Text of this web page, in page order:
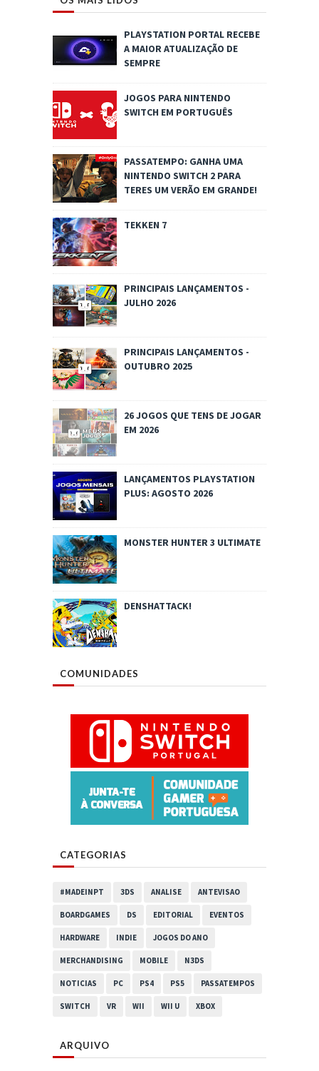
PLAYSTATION PORTAL RECEBE
A MAIOR ATUALIZAÇÃO DE
SEMPRE
JOGOS PARA NINTENDO
SWITCH EM PORTUGUÊS
PASSATEMPO: GANHA UMA
NINTENDO SWITCH 2 PARA
TERES UM VERÃO EM GRANDE!
TEKKEN 7
PRINCIPAIS LANÇAMENTOS -
JULHO 2026
PRINCIPAIS LANÇAMENTOS -
OUTUBRO 2025
26 JOGOS QUE TENS DE JOGAR
EM 2026
LANÇAMENTOS PLAYSTATION
PLUS: AGOSTO 2026
MONSTER HUNTER 3 ULTIMATE
DENSHATTACK!
COMUNIDADES
CATEGORIAS
#MADEINPT 3DS ANALISE ANTEVISAO
BOARDGAMES DS EDITORIAL EVENTOS
HARDWARE INDIE JOGOS DO ANO
MERCHANDISING MOBILE N3DS
NOTICIAS PC PS4 PS5 PASSATEMPOS
SWITCH VR WII WII U XBOX
ARQUIVO